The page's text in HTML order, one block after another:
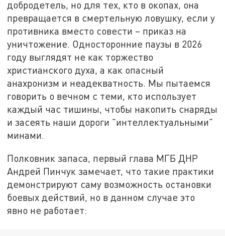
добродетель, но для тех, кто в окопах, она
превращается в смертельную ловушку, если у
противника вместо совести – приказ на
уничтожение. Односторонние паузы в 2026
году выглядят не как торжество
христианского духа, а как опасный
анахронизм и неадекватность. Мы пытаемся
говорить о вечном с теми, кто использует
каждый час тишины, чтобы накопить снаряды
и засеять наши дороги "интеллектуальными"
минами.
Полковник запаса, первый глава МГБ ДНР
Андрей Пинчук замечает, что такие практики
демонстрируют саму возможность остановки
боевых действий, но в данном случае это
явно не работает: